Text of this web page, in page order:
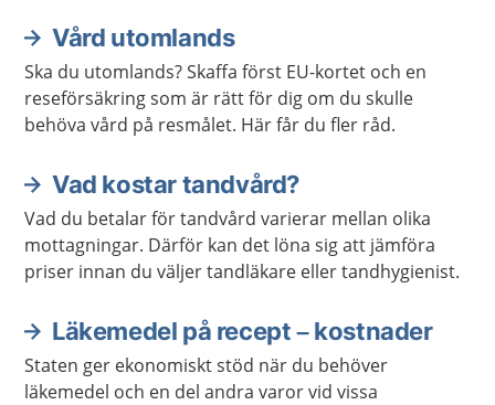
Vård utomlands
Ska du utomlands? Skaffa först EU-kortet och en
reseförsäkring som är rätt för dig om du skulle
behöva vård på resmålet. Här får du fler råd.
Vad kostar tandvård?
Vad du betalar för tandvård varierar mellan olika
mottagningar. Därför kan det löna sig att jämföra
priser innan du väljer tandläkare eller tandhygienist.
Läkemedel på recept – kostnader
Staten ger ekonomiskt stöd när du behöver
läkemedel och en del andra varor vid vissa